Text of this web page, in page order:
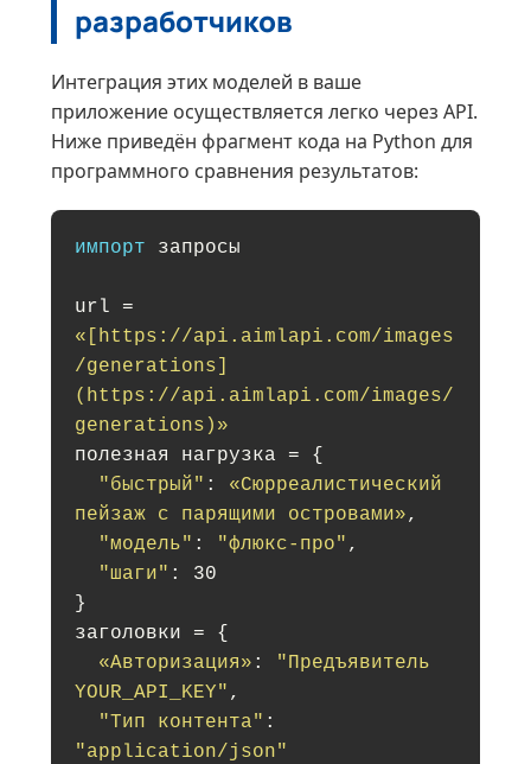
разработчиков
Интеграция этих моделей в ваше
приложение осуществляется легко через API.
Ниже приведён фрагмент кода на Python для
программного сравнения результатов:
импорт запросы
url =
«[https://api.aimlapi.com/images
/generations]
(https://api.aimlapi.com/images/
generations)»
полезная нагрузка = {
"быстрый" : «Сюрреалистический
пейзаж с парящими островами»,
"модель" : "флюкс-про" ,
"шаги" : 30
}
заголовки = {
«Авторизация» :
"Предъявитель
YOUR_API_KEY" ,
"Тип контента" :
"application/json"